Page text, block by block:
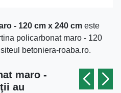
- 120 cm x 240 cm este
policarbonat maro - 120
betoniera-roaba.ro.
maro -
au